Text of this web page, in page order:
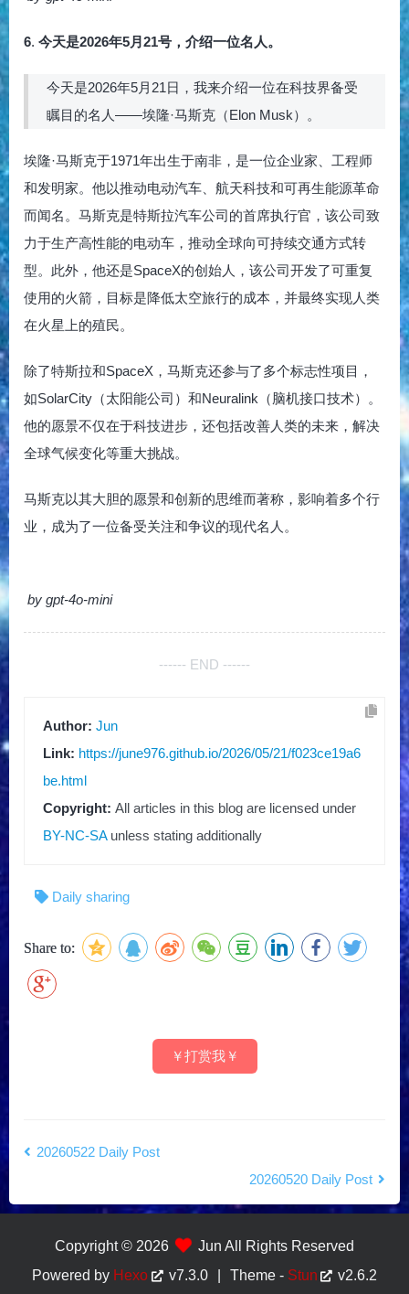
6. 今天是2026年5月21号，介绍一位名人。
今天是2026年5月21日，我来介绍一位在科技界备受
瞩目的名人——埃隆·马斯克（Elon Musk）。
埃隆·马斯克于1971年出生于南非，是一位企业家、工程师
和发明家。他以推动电动汽车、航天科技和可再生能源革命
而闻名。马斯克是特斯拉汽车公司的首席执行官，该公司致
力于生产高性能的电动车，推动全球向可持续交通方式转
型。此外，他还是SpaceX的创始人，该公司开发了可重复
使用的火箭，目标是降低太空旅行的成本，并最终实现人类
在火星上的殖民。
除了特斯拉和SpaceX，马斯克还参与了多个标志性项目，
如SolarCity（太阳能公司）和Neuralink（脑机接口技术）。
他的愿景不仅在于科技进步，还包括改善人类的未来，解决
全球气候变化等重大挑战。
马斯克以其大胆的愿景和创新的思维而著称，影响着多个行
业，成为了一位备受关注和争议的现代名人。
by gpt-4o-mini
------ END ------
Author: Jun
Link: https://june976.github.io/2026/05/21/f023ce19a6
be.html
Copyright: All articles in this blog are licensed under
BY-NC-SAunless stating additionally
Daily sharing
Share to:
￥打赏我￥
20260522 Daily Post
20260520 Daily Post
Copyright © 2026
Jun All Rights Reserved
Powered by Hexo v7.3.0 Theme - Stun v2.6.2